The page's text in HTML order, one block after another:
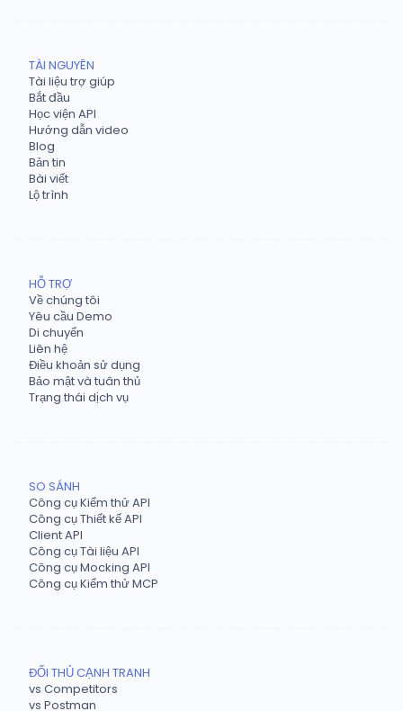
TÀI NGUYÊN
Tài liệu trợ giúp
Bắt đầu
Học viện API
Hướng dẫn video
Blog
Bản tin
Bài viết
Lộ trình
HỖ TRỢ
Về chúng tôi
Yêu cầu Demo
Di chuyển
Liên hệ
Điều khoản sử dụng
Bảo mật và tuân thủ
Trạng thái dịch vụ
SO SÁNH
Công cụ Kiểm thử API
Công cụ Thiết kế API
Client API
Công cụ Tài liệu API
Công cụ Mocking API
Công cụ Kiểm thử MCP
ĐỐI THỦ CẠNH TRANH
vs Competitors
vs Postman